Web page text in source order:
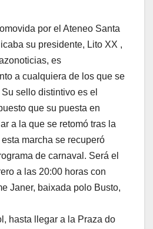
por el Ateneo Santa
su presidente, Lito XX ,
es
a cualquiera de los que se
sello distintivo es el
que su puesta en
a la que se retomó tras la
marcha se recuperó
de carnaval. Será el
a las 20:00 horas con
Janer, baixada polo Busto,
hasta llegar a la Praza do